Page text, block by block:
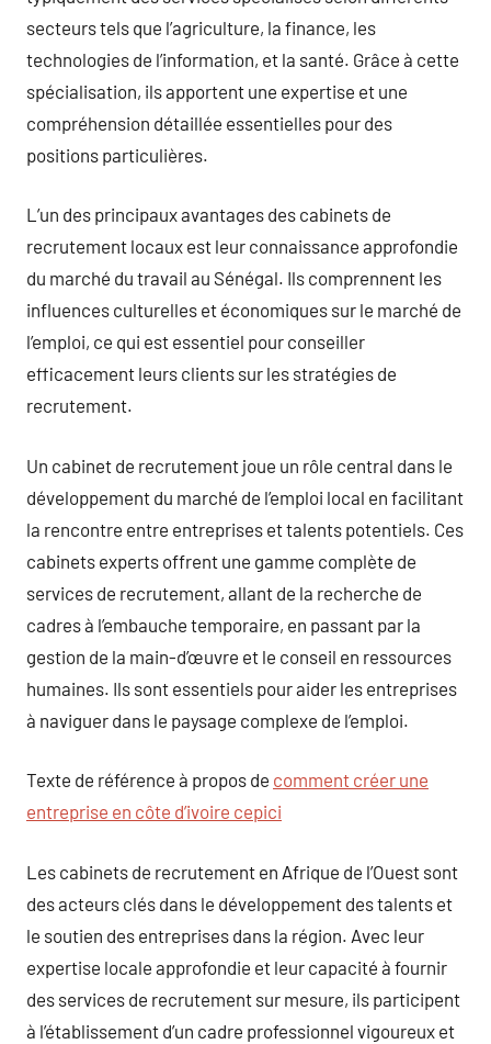
secteurs tels que l’agriculture, la finance, les
technologies de l’information, et la santé. Grâce à cette
spécialisation, ils apportent une expertise et une
compréhension détaillée essentielles pour des
positions particulières.
L’un des principaux avantages des cabinets de
recrutement locaux est leur connaissance approfondie
du marché du travail au Sénégal. Ils comprennent les
influences culturelles et économiques sur le marché de
l’emploi, ce qui est essentiel pour conseiller
efficacement leurs clients sur les stratégies de
recrutement.
Un cabinet de recrutement joue un rôle central dans le
développement du marché de l’emploi local en facilitant
la rencontre entre entreprises et talents potentiels. Ces
cabinets experts offrent une gamme complète de
services de recrutement, allant de la recherche de
cadres à l’embauche temporaire, en passant par la
gestion de la main-d’œuvre et le conseil en ressources
humaines. Ils sont essentiels pour aider les entreprises
à naviguer dans le paysage complexe de l’emploi.
Texte de référence à propos de comment créer une
entreprise en côte d’ivoire cepici
Les cabinets de recrutement en Afrique de l’Ouest sont
des acteurs clés dans le développement des talents et
le soutien des entreprises dans la région. Avec leur
expertise locale approfondie et leur capacité à fournir
des services de recrutement sur mesure, ils participent
à l’établissement d’un cadre professionnel vigoureux et